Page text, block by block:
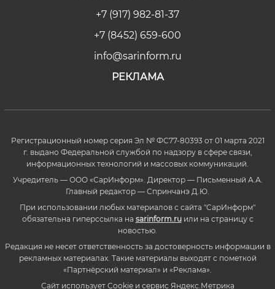
+7 (917) 982-81-37
+7 (8452) 659-600
info@sarinform.ru
РЕКЛАМА
Регистрационный номер серия Эл № ФС77-80393 от 01 марта 2021
г. выдано Федеральной службой по надзору в сфере связи,
информационных технологий и массовых коммуникаций.
Учредитель — ООО «СарИнформ». Директор — Письменный А.А.
Главный редактор — Спринчанэ Д.Ю.
При использовании любых материалов с сайта "СарИнформ"
обязательна гиперссылка на sarinform.ruили на страницу с
новостью.
Редакция не несет ответственность за достоверность информации в
рекламных материалах. Такие материалы выходят с пометкой
«Партнёрский материал» и «Реклама».
Сайт использует Cookie и сервиc Яндекс.Метрика